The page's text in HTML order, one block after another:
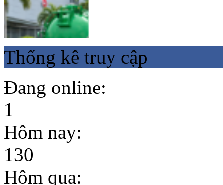
Hút Bể Phốt KCN Tràng
Duệ Hải Phòng
Thống kê truy cập
Đang online:
1
Hôm nay:
130
Hôm qua: